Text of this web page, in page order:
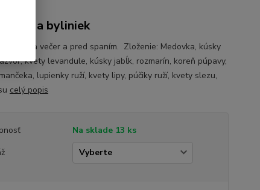
ovocia a byliniek
nápoj na večer a pred spaním. Zloženie: Medovka, kúsky
kvety levandule, kúsky jabĺk, rozmarín, koreň púpavy,
lupienky ruží, kvety lipy, púčiky ruží, kvety slezu,
celý popis
Na sklade 13 ks